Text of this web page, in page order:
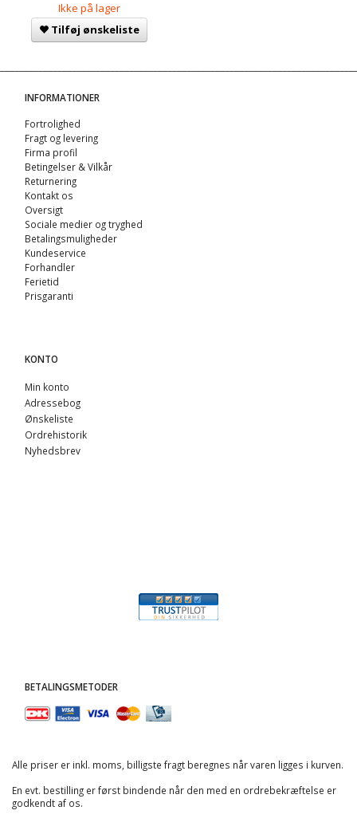
Ikke på lager
Tilføj ønskeliste
INFORMATIONER
Fortrolighed
Fragt og levering
Firma profil
Betingelser & Vilkår
Returnering
Kontakt os
Oversigt
Sociale medier og tryghed
Betalingsmuligheder
Kundeservice
Forhandler
Ferietid
Prisgaranti
KONTO
Min konto
Adressebog
Ønskeliste
Ordrehistorik
Nyhedsbrev
BETALINGSMETODER
Alle priser er inkl. moms, billigste fragt beregnes når varen ligges i kurven.
En evt. bestilling er først bindende når den med en ordrebekræftelse er
godkendt af os.